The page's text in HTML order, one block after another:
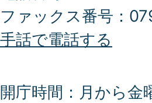
ファックス番号：
手話で電話する
開庁時間：月から